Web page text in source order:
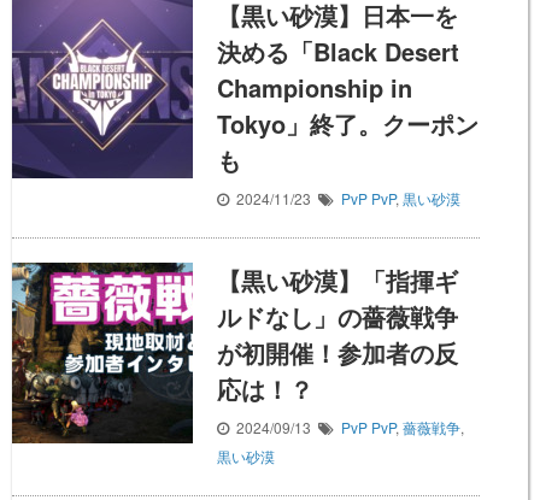
【黒い砂漠】日本一を
決める「Black Desert
Championship in
Tokyo」終了。クーポン
も
2024/11/23 PvP PvP, 黒い砂漠
【黒い砂漠】「指揮ギ
ルドなし」の薔薇戦争
が初開催！参加者の反
応は！？
2024/09/13 PvP PvP, 薔薇戦争,
黒い砂漠